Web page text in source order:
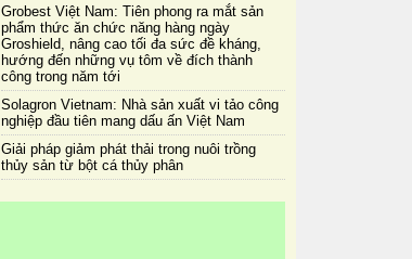
Grobest Việt Nam: Tiên phong ra mắt sản
phẩm thức ăn chức năng hàng ngày
Groshield, nâng cao tối đa sức đề kháng,
hướng đến những vụ tôm về đích thành
công trong năm tới
Solagron Vietnam: Nhà sản xuất vi tảo công
nghiệp đầu tiên mang dấu ấn Việt Nam
Giải pháp giảm phát thải trong nuôi trồng
thủy sản từ bột cá thủy phân